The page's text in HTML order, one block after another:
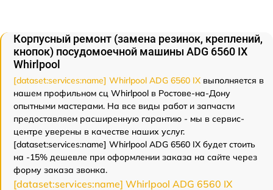
Корпусный ремонт (замена резинок, креплений,
кнопок) посудомоечной машины ADG 6560 IX
Whirlpool
[dataset:services:name] Whirlpool ADG 6560 IX выполняется в
нашем профильном сц Whirlpool в Ростове-на-Дону
опытными мастерами. На все виды работ и запчасти
предоставляем расширенную гарантию - мы в сервис-
центре уверены в качестве наших услуг.
[dataset:services:name] Whirlpool ADG 6560 IX будет стоить
на -15% дешевле при оформлении заказа на сайте через
форму заказа звонка.
[dataset:services:name] Whirlpool ADG 6560 IX